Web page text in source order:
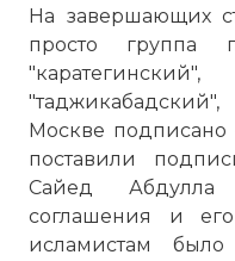
На завершающих
просто группа
Москве подписано
поставили
Сайед
соглашения и
исламистам